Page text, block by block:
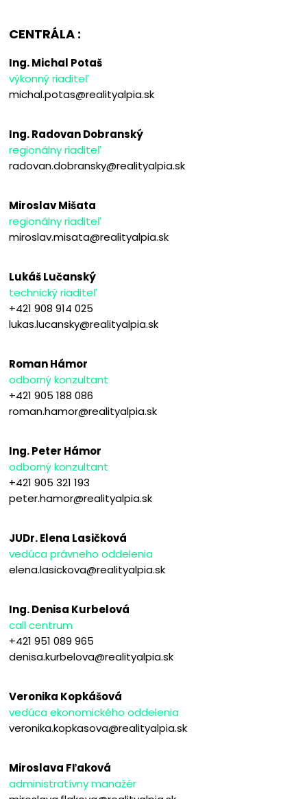
CENTRÁLA :
Ing. Michal Potaš
výkonný riaditeľ
michal.potas@realityalpia.sk
Ing. Radovan Dobranský
regionálny riaditeľ
radovan.dobransky@realityalpia.sk
Miroslav Mišata
regionálny riaditeľ
miroslav.misata@realityalpia.sk
Lukáš Lučanský
technický riaditeľ
+421 908 914 025
lukas.lucansky@realityalpia.sk
Roman Hámor
odborný konzultant
+421 905 188 086
roman.hamor@realityalpia.sk
Ing. Peter Hámor
odborný konzultant
+421 905 321 193
peter.hamor@realityalpia.sk
JUDr. Elena Lasičková
vedúca právneho oddelenia
elena.lasickova@realityalpia.sk
Ing. Denisa Kurbelová
call centrum
+421 951 089 965
denisa.kurbelova@realityalpia.sk
Veronika Kopkášová
vedúca ekonomického oddelenia
veronika.kopkasova@realityalpia.sk
Miroslava Fľaková
administratívny manažér